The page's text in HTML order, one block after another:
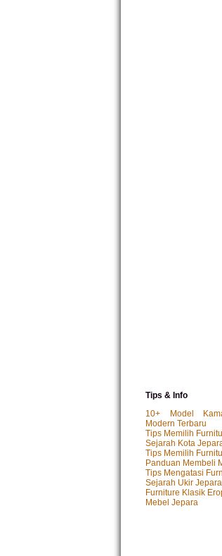
Tips & Info
10+ Model
Modern Terbaru
Tips Memilih
Sejarah Kota
Tips Memilih
Panduan Membeli
Tips Mengatasi
Sejarah Ukir Jepara
Furniture Klasik
Mebel Jepara